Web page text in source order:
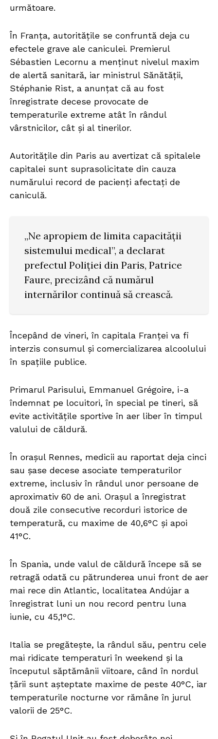
următoare.
În Franța, autoritățile se confruntă deja cu
efectele grave ale caniculei. Premierul
Sébastien Lecornu a menținut nivelul maxim
de alertă sanitară, iar ministrul Sănătății,
Stéphanie Rist, a anunțat că au fost
înregistrate decese provocate de
temperaturile extreme atât în rândul
vârstnicilor, cât și al tinerilor.
Autoritățile din Paris au avertizat că spitalele
capitalei sunt suprasolicitate din cauza
numărului record de pacienți afectați de
caniculă.
„Ne apropiem de limita capacității
sistemului medical”, a declarat
prefectul Poliției din Paris, Patrice
Faure, precizând că numărul
internărilor continuă să crească.
Începând de vineri, în capitala Franței va fi
interzis consumul și comercializarea alcoolului
în spațiile publice.
Primarul Parisului, Emmanuel Grégoire, i-a
îndemnat pe locuitori, în special pe tineri, să
evite activitățile sportive în aer liber în timpul
valului de căldură.
În orașul Rennes, medicii au raportat deja cinci
sau șase decese asociate temperaturilor
extreme, inclusiv în rândul unor persoane de
aproximativ 60 de ani. Orașul a înregistrat
două zile consecutive recorduri istorice de
temperatură, cu maxime de 40,6°C și apoi
41°C.
În Spania, unde valul de căldură începe să se
retragă odată cu pătrunderea unui front de aer
mai rece din Atlantic, localitatea Andújar a
înregistrat luni un nou record pentru luna
iunie, cu 45,1°C.
Italia se pregătește, la rândul său, pentru cele
mai ridicate temperaturi în weekend și la
începutul săptămânii viitoare, când în nordul
țării sunt așteptate maxime de peste 40°C, iar
temperaturile nocturne vor rămâne în jurul
valorii de 25°C.